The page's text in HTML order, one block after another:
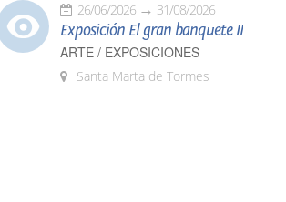
26/06/2026 31/08/2026
Exposición El gran banquete II
ARTE / EXPOSICIONES
Santa Marta de Tormes